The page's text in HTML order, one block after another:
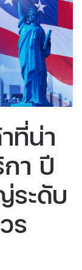
ที่น่า
า ปี
ระดับ
ร